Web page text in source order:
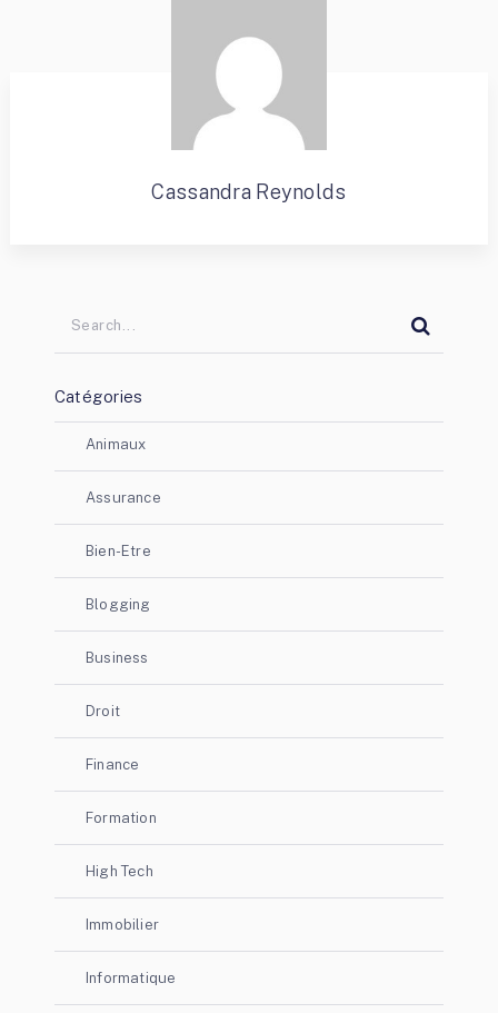
Cassandra Reynolds
Catégories
Animaux
Assurance
Bien-Etre
Blogging
Business
Droit
Finance
Formation
High Tech
Immobilier
Informatique